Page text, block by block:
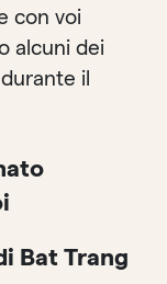
con voi
alcuni dei
il
Bat Trang